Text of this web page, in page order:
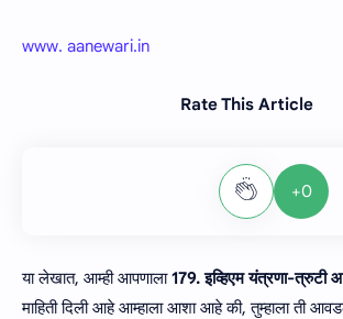
www. aanewari.in
Rate This Article
+0
या लेखात, आम्ही आपणाला179. इव्हिएम यंत्रणा-त्रुटी
माहिती दिली आहे आम्हाला आशा आहे की, तुम्हाला ती